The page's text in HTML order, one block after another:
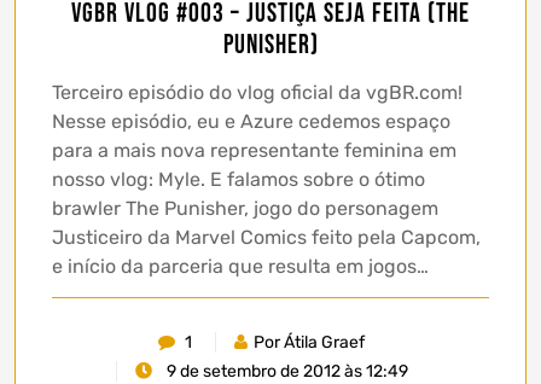
vgBR Vlog #003 – Justiça Seja Feita (The
Punisher)
Terceiro episódio do vlog oficial da vgBR.com!
Nesse episódio, eu e Azure cedemos espaço
para a mais nova representante feminina em
nosso vlog: Myle. E falamos sobre o ótimo
brawler The Punisher, jogo do personagem
Justiceiro da Marvel Comics feito pela Capcom,
e início da parceria que resulta em jogos…
1
Por Átila Graef
9 de setembro de 2012 às 12:49